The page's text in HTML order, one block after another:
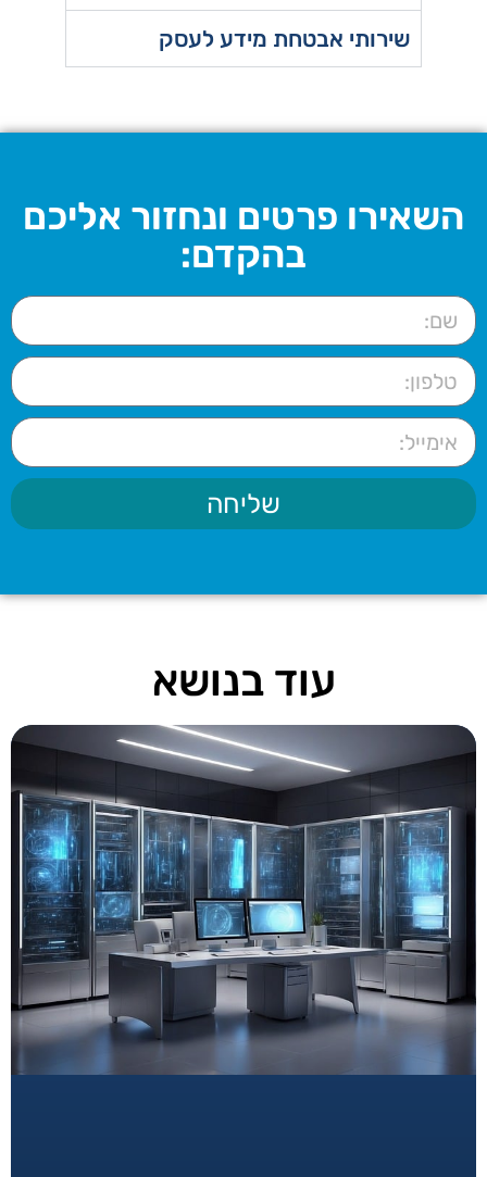
שירותי אבטחת מידע לעסק
השאירו פרטים ונחזור אליכם
בהקדם:
שליחה
עוד בנושא